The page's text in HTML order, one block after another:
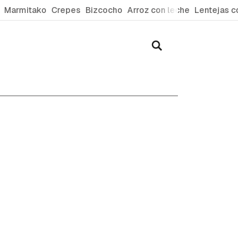
Marmitako Crepes Bizcocho Arroz con leche Lentejas